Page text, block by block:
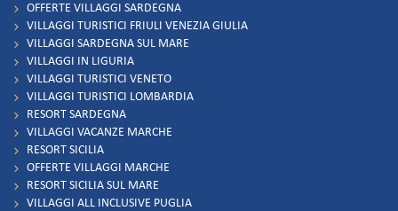
OFFERTE VILLAGGI SARDEGNA
VILLAGGI TURISTICI FRIULI VENEZIA GIULIA
VILLAGGI SARDEGNA SUL MARE
VILLAGGI IN LIGURIA
VILLAGGI TURISTICI VENETO
VILLAGGI TURISTICI LOMBARDIA
RESORT SARDEGNA
VILLAGGI VACANZE MARCHE
RESORT SICILIA
OFFERTE VILLAGGI MARCHE
RESORT SICILIA SUL MARE
VILLAGGI ALL INCLUSIVE PUGLIA